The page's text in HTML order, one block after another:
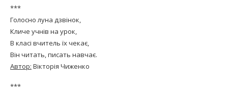
***
Голосно луна дзвінок,
Кличе учнів на урок,
В класі вчитель їх чекає,
Він читать, писать навчає.
Автор: Вікторія Чиженко
***